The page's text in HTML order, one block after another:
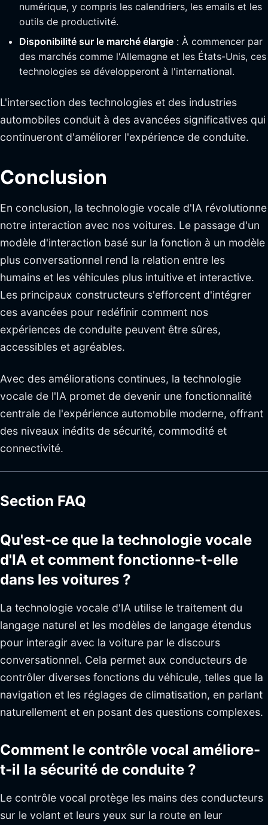
numérique, y compris les calendriers, les emails et les
outils de productivité.
Disponibilité sur le marché élargie : À commencer par
des marchés comme l'Allemagne et les États-Unis, ces
technologies se développeront à l'international.
L'intersection des technologies et des industries
automobiles conduit à des avancées significatives qui
continueront d'améliorer l'expérience de conduite.
Conclusion
En conclusion, la technologie vocale d'IA révolutionne
notre interaction avec nos voitures. Le passage d'un
modèle d'interaction basé sur la fonction à un modèle
plus conversationnel rend la relation entre les
humains et les véhicules plus intuitive et interactive.
Les principaux constructeurs s'efforcent d'intégrer
ces avancées pour redéfinir comment nos
expériences de conduite peuvent être sûres,
accessibles et agréables.
Avec des améliorations continues, la technologie
vocale de l'IA promet de devenir une fonctionnalité
centrale de l'expérience automobile moderne, offrant
des niveaux inédits de sécurité, commodité et
connectivité.
Section FAQ
Qu'est-ce que la technologie vocale
d'IA et comment fonctionne-t-elle
dans les voitures ?
La technologie vocale d'IA utilise le traitement du
langage naturel et les modèles de langage étendus
pour interagir avec la voiture par le discours
conversationnel. Cela permet aux conducteurs de
contrôler diverses fonctions du véhicule, telles que la
navigation et les réglages de climatisation, en parlant
naturellement et en posant des questions complexes.
Comment le contrôle vocal améliore-
t-il la sécurité de conduite ?
Le contrôle vocal protège les mains des conducteurs
sur le volant et leurs yeux sur la route en leur